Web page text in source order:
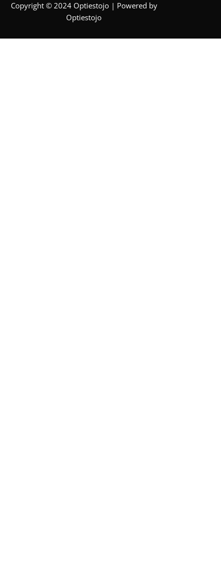
Copyright © 2024 Optiestojo | Powered by
Optiestojo